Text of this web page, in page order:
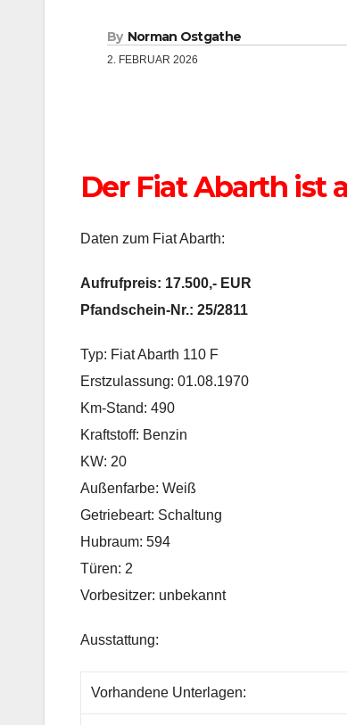
By Norman Ostgathe
2. FEBRUAR 2026
Der Fiat Abarth ist
Daten zum Fiat Abarth:
Aufrufpreis: 17.500,- EUR
Pfandschein-Nr.: 25/2811
Typ: Fiat Abarth 110 F
Erstzulassung: 01.08.1970
Km-Stand: 490
Kraftstoff: Benzin
KW: 20
Außenfarbe: Weiß
Getriebeart: Schaltung
Hubraum: 594
Türen: 2
Vorbesitzer: unbekannt
Ausstattung:
Vorhandene Unterlagen: